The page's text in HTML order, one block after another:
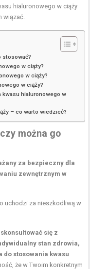
hialuronowego w ciąży
wiązać.
stosować?
w ciąży?
w ciąży?
w ciąży?
hialuronowego w
– co warto wiedzieć?
można go
za bezpieczny dla
zewnętrznym w
uchodzi za nieszkodliwą w
się z
stan zdrowia,
stosowania kwasu
że w Twoim konkretnym